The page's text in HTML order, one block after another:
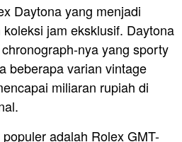
Daytona yang menjadi
jam eksklusif. Daytona
nya yang sporty
beberapa varian vintage
miliaran rupiah di
adalah Rolex GMT-